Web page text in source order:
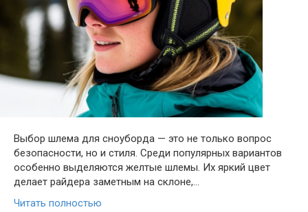
Выбор шлема для сноуборда — это не только вопрос
безопасности, но и стиля. Среди популярных вариантов
особенно выделяются желтые шлемы. Их яркий цвет
делает райдера заметным на склоне,…
Читать полностью